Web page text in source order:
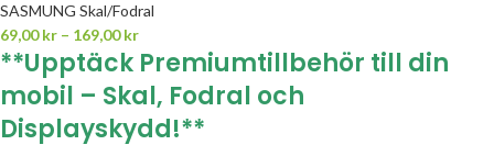
SASMUNG Skal/Fodral
69,00kr – 169,00kr
**Upptäck Premiumtillbehör till din
mobil – Skal, Fodral och
Displayskydd!**